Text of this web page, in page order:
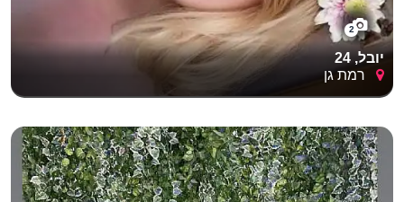
2
יובל, 24
רמת גן